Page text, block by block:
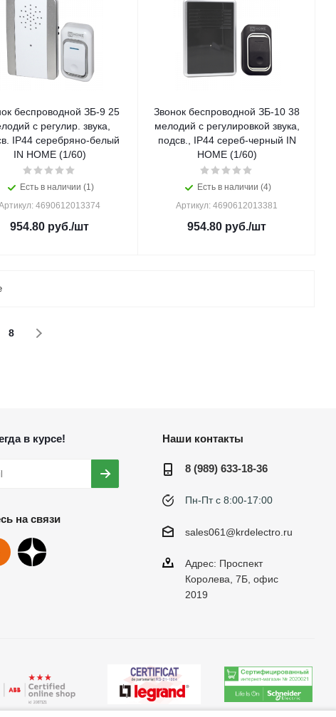
беспроводной ЗБ-9 25
с регулир. звука,
IP44 серебряно-белый
IN HOME (1/60)
Есть в наличии (1)
4690612013374
954.80 руб./шт
Звонок беспроводной ЗБ-10 38
мелодий с регулировкой звука,
подсв., IP44 сереб-черный IN
HOME (1/60)
Есть в наличии (4)
Артикул: 4690612013381
954.80 руб./шт
8
в курсе!
на связи
Наши контакты
8 (989) 633-18-36
Пн-Пт с 8:00-17:00
sales061@krdelectro.ru
Адрес: Проспект
Королева, 7Б, офис
2019